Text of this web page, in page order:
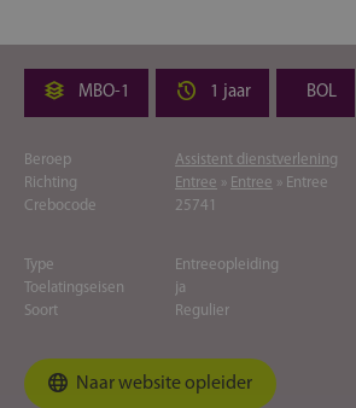
MBO-1 1 jaar BOL
Beroep
Assistent dienstverlening
Richting
Entree » Entree » Entree
Crebocode
25741
Type
Entreeopleiding
Toelatingseisen
ja
Soort
Regulier
Naar website opleider